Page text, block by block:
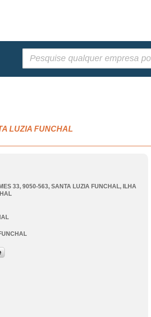
LUZIA FUNCHAL
33, 9050-563, SANTA LUZIA FUNCHAL, ILHA